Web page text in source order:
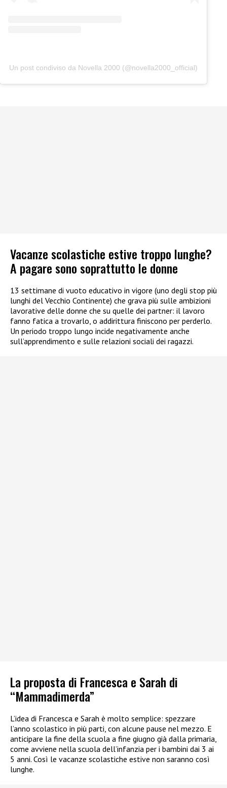
Un post condiviso da Novella 2000 (@novella2000_official)
Vacanze scolastiche estive troppo lunghe?
A pagare sono soprattutto le donne
13 settimane di vuoto educativo in vigore (uno degli stop più
lunghi del Vecchio Continente) che grava più sulle ambizioni
lavorative delle donne che su quelle dei partner: il lavoro
fanno fatica a trovarlo, o addirittura finiscono per perderlo.
Un periodo troppo lungo incide negativamente anche
sull’apprendimento e sulle relazioni sociali dei ragazzi.
La proposta di Francesca e Sarah di
“Mammadimerda”
L’idea di Francesca e Sarah è molto semplice: spezzare
l’anno scolastico in più parti, con alcune pause nel mezzo. E
anticipare la fine della scuola a fine giugno già dalla primaria,
come avviene nella scuola dell’infanzia per i bambini dai 3 ai
5 anni. Così le vacanze scolastiche estive non saranno così
lunghe.